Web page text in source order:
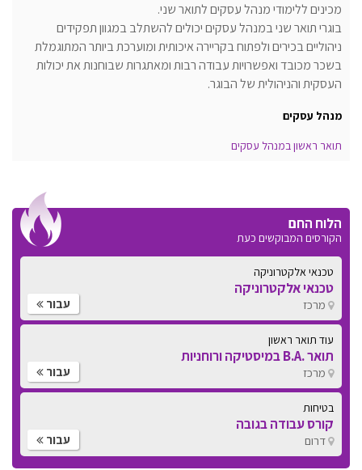
מכינים ללימודי מנהל עסקים לתואר שני.
בוגרי תואר שני במנהל עסקים יכולים להשתלב במגוון תפקידים
ניהוליים בכירים ולפתוח בקריירה איכותית ומוערכת ביותר המתוגמלת
בשכר מכובד ואפשרויות עבודה רבות ומאתגרות שבוחנות את יכולות
העסקית והניהולית של הבוגר.
מנהל עסקים
תואר ראשון במנהל עסקים
הלוח החם
הקורסים המבוקשים כעת
טכנאי אלקטרוניקה
טכנאי אלקטרוניקה
מרכז עבור
עוד תואר ראשון
תואר .B.A במיסטיקה ורוחניות
מרכז עבור
בטיחות
קורס עבודה בגובה
דרום עבור